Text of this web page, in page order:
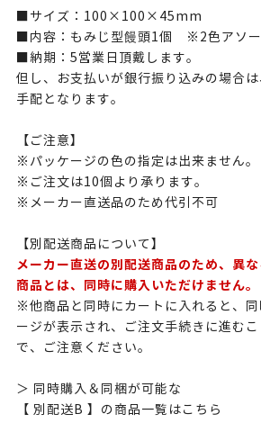
■サイズ：100×100×45mm
■内容：もみじ型饅頭1個 ※2色アソー
■納期：5営業日頂戴します。
但し、お支払いが銀行振り込みの場合
手配となります。
【ご注意】
※パッケージの色の指定は出来ません。
※ご注文は10個より承ります。
※メーカー直送品のため代引不可
【別配送商品について】
メーカー直送の別配送商品のため、異
商品とは、同時に購入いただけません。
※他商品と同時にカートに入れると、
ージが表示され、ご注文手続きに進む
で、ご注意ください。
＞ 同時購入＆同梱が可能な
【 別配送B 】の商品一覧はこちら